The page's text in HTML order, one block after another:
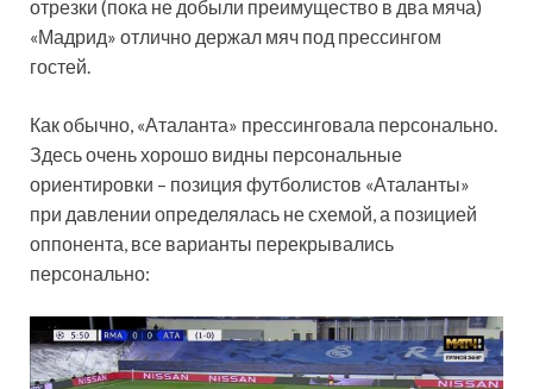
отрезки (пока не добыли преимущество в два мяча)
«Мадрид» отлично держал мяч под прессингом
гостей.
Как обычно, «Аталанта» прессинговала персонально.
Здесь очень хорошо видны персональные
ориентировки – позиция футболистов «Аталанты»
при давлении определялась не схемой, а позицией
оппонента, все варианты перекрывались
персонально: